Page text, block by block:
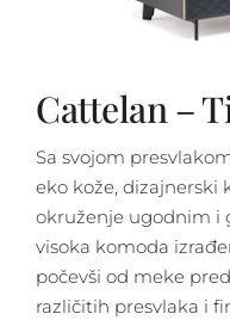
Cattelan –
Sa svojom
eko kože, dizajnerski
okruženje ugodnim i
visoka komoda
počevši od meke
različitih presvlaka i